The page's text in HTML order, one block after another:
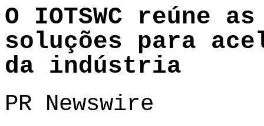
O IOTSWC reúne
soluções para
da indústria
PR Newswire